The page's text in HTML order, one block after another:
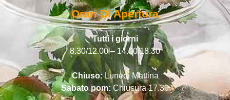
Orari Di Apertura
Tutti i giorni
8.30/12.00 – 14.00/18.30
Chiuso:Lunedì Mattina
Sabato pom:Chiusura 17.30